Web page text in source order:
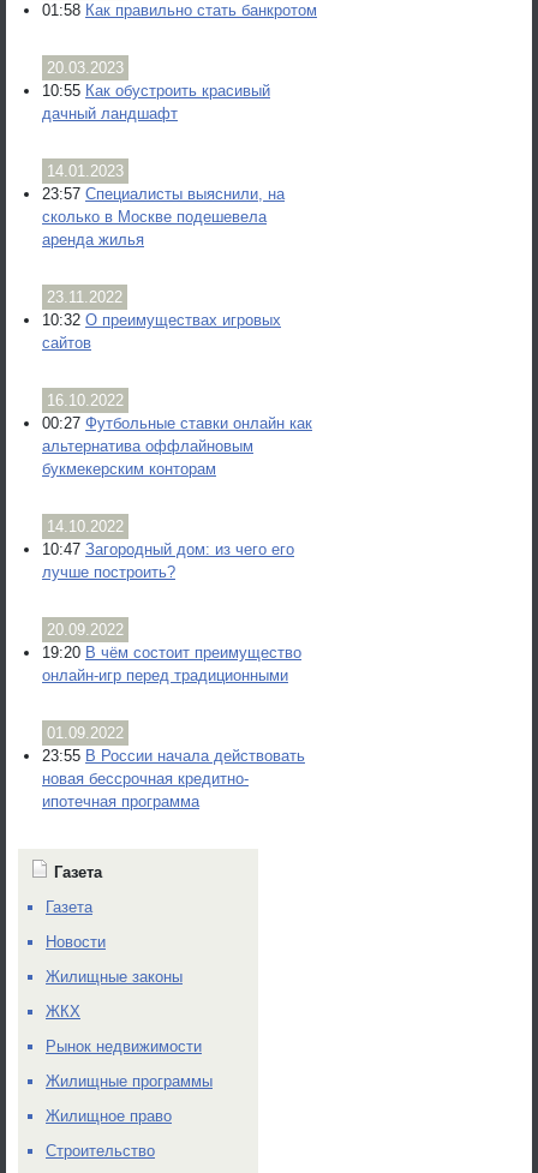
01:58 Как правильно стать банкротом
20.03.2023
10:55 Как обустроить красивый
дачный ландшафт
14.01.2023
23:57 Специалисты выяснили, на
сколько в Москве подешевела
аренда жилья
23.11.2022
10:32 О преимуществах игровых
сайтов
16.10.2022
00:27 Футбольные ставки онлайн как
альтернатива оффлайновым
букмекерским конторам
14.10.2022
10:47 Загородный дом: из чего его
лучше построить?
20.09.2022
19:20 В чём состоит преимущество
онлайн-игр перед традиционными
01.09.2022
23:55 В России начала действовать
новая бессрочная кредитно-
ипотечная программа
Газета
Газета
Новости
Жилищные законы
ЖКХ
Рынок недвижимости
Жилищные программы
Жилищное право
Строительство